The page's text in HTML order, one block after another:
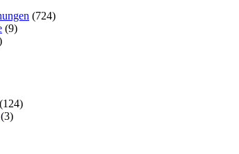
(724)
(9)
(124)
(3)